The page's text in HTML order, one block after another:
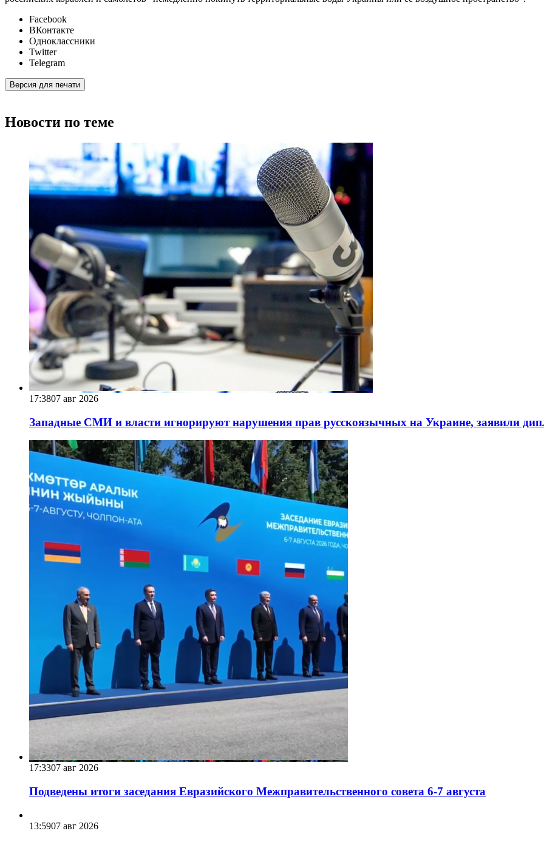
Facebook
ВКонтакте
Одноклассники
Twitter
Telegram
Версия для печати
Новости по теме
17:3807 авг 2026
Западные СМИ и власти игнорируют нарушения прав русскоязычных на Украине, заявили
17:3307 авг 2026
Подведены итоги заседания Евразийского Межправительственного совета 6-7 августа
13:5907 авг 2026